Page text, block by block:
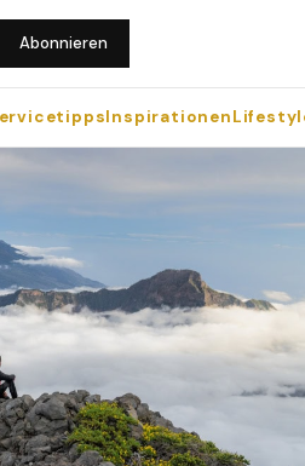
Abonnieren
Inspirationen